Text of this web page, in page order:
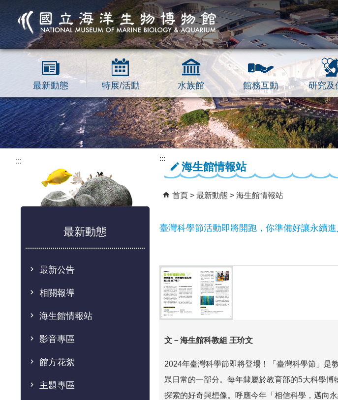
跳到主要內容區塊
最新動態 特展/活動 水族館 館務互動 研究及
:::
最新動態
最新公告
相關報導
海生館情報站
影音專區
館方花絮
主題專區
:::
海生館情報站
首頁 最新動態 海生館情報站
臺灣科學節活動即將開跑，你準備好讓永續進
文－海生館科教組 王玠文
2024年臺灣科學節即將登場！「臺灣科學節」是
眾日常的一部分。每年隸屬於教育部的5大科學博
探索的好奇與想像。呼應今年「相信科學，邁向